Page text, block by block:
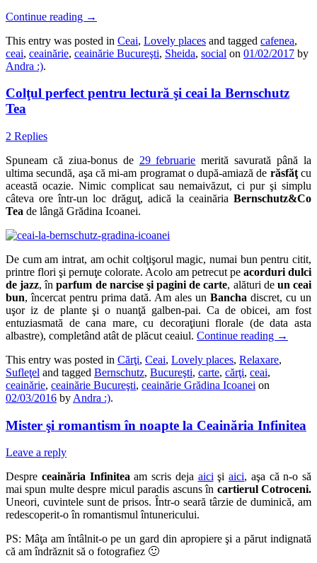
Continue reading →
This entry was posted in Ceai, Lovely places and tagged cafenea,
ceai, ceainărie, ceainărie Bucureşti, Sheida, social on 01/02/2017 by
Andra :).
Colţul perfect pentru lectură şi ceai la Bernschutz
Tea
2 Replies
Spuneam că ziua-bonus de 29 februarie merită savurată până la
ultima secundă, aşa că mi-am programat o după-amiază de răsfăţcu
această ocazie. Nimic complicat sau nemaivăzut, ci pur şi simplu
câteva ore într-un loc drăguţ, adică la ceainăria Bernschutz&Co
Tea de lângă Grădina Icoanei.
De cum am intrat, am ochit colţişorul magic, numai bun pentru citit,
printre flori şi pernuţe colorate. Acolo am petrecut pe acorduri dulci
de jazz, înparfum de narcise şi pagini de carte, alături deun ceai
bun, încercat pentru prima dată. Am ales un Bancha discret, cu un
uşor iz de plante şi o nuanţă galben-pai. Ca de obicei, am fost
entuziasmată de cana mare, cu decoraţiuni florale (de data asta
albastre), completând atât de plăcut ceaiul. Continue reading →
This entry was posted in Cărţi, Ceai, Lovely places, Relaxare,
Sufleţel and tagged Bernschutz, Bucureşti, carte, cărţi, ceai,
ceainărie, ceainărie Bucureşti, ceainărie Grădina Icoanei on
02/03/2016 by Andra :).
Mister şi romantism în noapte la Ceainăria Infinitea
Leave a reply
Despre ceainăria Infiniteaam scris deja aicişi aici, aşa că n-o să
mai spun multe despre micul paradis ascuns în cartierul Cotroceni.
Uneori, cuvintele sunt de prisos. Într-o seară târzie de duminică, am
redescoperit-o în romantismul întunericului.
PS: Mâţa am întâlnit-o pe un gard din apropiere şi a părut indignată
că am îndrăznit să o fotografiez 🙂